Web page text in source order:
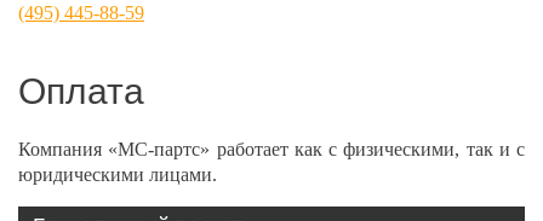
(495) 445-88-59
Оплата
Компания «МС-партс» работает как с физическими, так и с
юридическими лицами.